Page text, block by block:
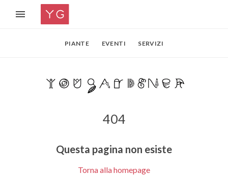
PIANTE EVENTI SERVIZI
404
Questa pagina non esiste
Torna alla homepage